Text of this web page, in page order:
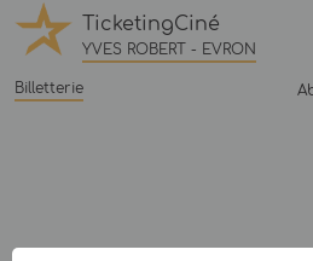
TicketingCiné
YVES ROBERT - EVRON
Billetterie